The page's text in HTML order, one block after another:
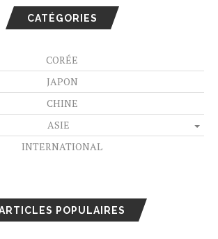
CATÉGORIES
CORÉE
JAPON
CHINE
ASIE
INTERNATIONAL
POPULAIRES